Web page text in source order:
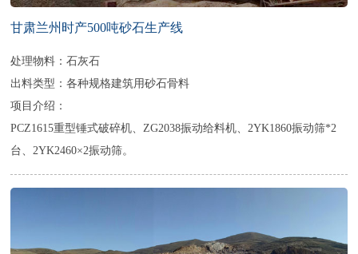
甘肃兰州时产500吨砂石生产线
处理物料：石灰石
出料类型：各种规格建筑用砂石骨料
项目介绍：
PCZ1615重型锤式破碎机、ZG2038振动给料机、2YK1860振动筛*2
台、2YK2460×2振动筛。